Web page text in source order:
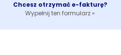
Chcesz otrzymać e-fakturę?
Wypełnij ten formularz »